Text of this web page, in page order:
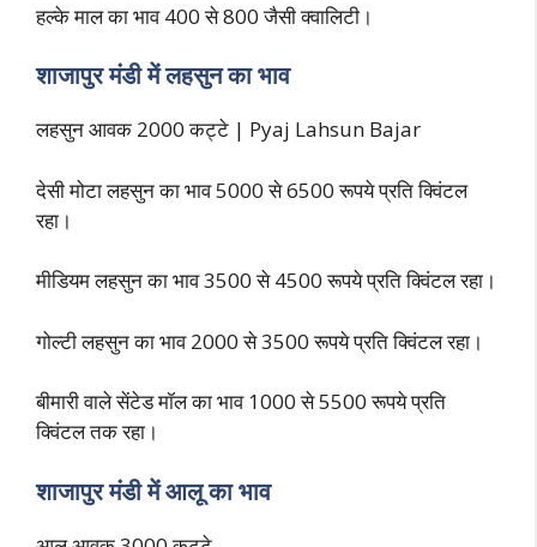
हल्के माल का भाव 400 से 800 जैसी क्वालिटी।
शाजापुर मंडी में लहसुन का भाव
लहसुन आवक 2000 कट्टे | Pyaj Lahsun Bajar
देसी मोटा लहसुन का भाव 5000 से 6500 रूपये प्रति क्विंटल
रहा।
मीडियम लहसुन का भाव 3500 से 4500 रूपये प्रति क्विंटल रहा।
गोल्टी लहसुन का भाव 2000 से 3500 रूपये प्रति क्विंटल रहा।
बीमारी वाले सेंटेड मॉल का भाव 1000 से 5500 रूपये प्रति
क्विंटल तक रहा।
शाजापुर मंडी में आलू का भाव